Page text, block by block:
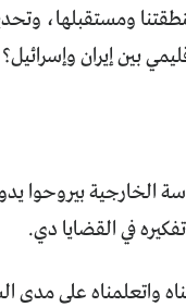
ومستقبلها،
بين إيران وإسرائيل؟
الخارجية بيروحوا
في القضايا دي.
على مدى